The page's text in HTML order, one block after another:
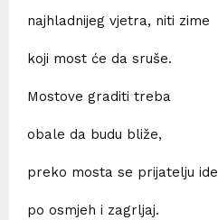
najhladnijeg vjetra, niti zime
koji most će da sruše.
Mostove graditi treba
obale da budu bliže,
preko mosta se prijatelju ide
po osmjeh i zagrljaj.